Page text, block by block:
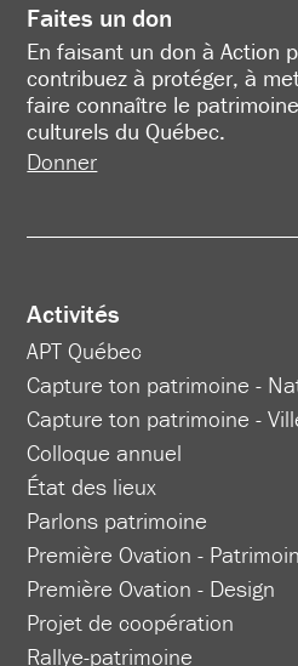
Faites un don
En faisant un don à Action
contribuez à protéger, à
faire connaître le
culturels du Québec.
Donner
Activités
APT Québec
Capture ton patrimoine -
Capture ton patrimoine -
Colloque annuel
État des lieux
Parlons patrimoine
Première Ovation -
Première Ovation - Design
Projet de coopération
Rallye-patrimoine